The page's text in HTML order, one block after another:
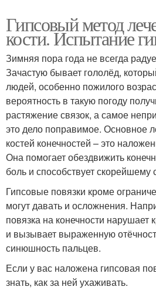
Гипсовый метод
кости. Испытание
Зимняя пора года не всегда
Зачастую бывает гололёд,
людей, особенно пожилого
вероятность в такую погоду
растяжение связок, а самое
это дело поправимое. Основное
костей конечностей – это
Она помогает обездвижить
боль и способствует
Гипсовые повязки кроме
могут давать и осложнения.
повязка на конечности нарушает
и вызывает выраженную
синюшность пальцев.
Если у вас наложена гипсовая
знать, как за ней ухаживать.